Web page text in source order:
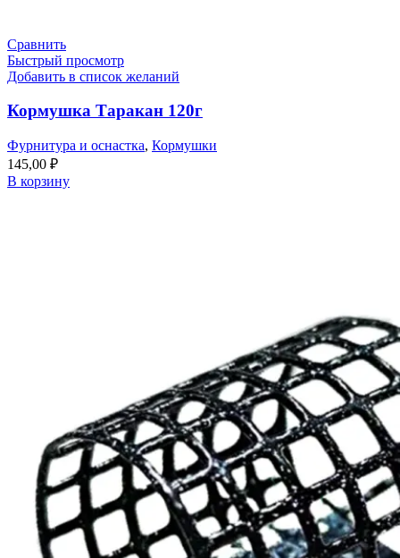
Сравнить
Быстрый просмотр
Добавить в список желаний
Кормушка Таракан 120г
Фурнитура и оснастка, Кормушки
145,00 ₽
В корзину